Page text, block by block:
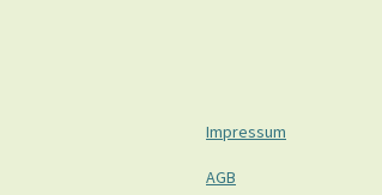
Impressum
AGB